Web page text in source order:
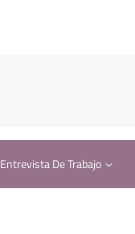
Entrevista De Trabajo